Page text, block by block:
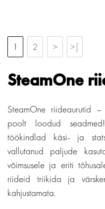
1 2 > >|
SteamOne
SteamOne riideaurutid
poolt loodud
töökindlad käsi- ja
vallutanud paljude
võimsusele ja eriti
riideid triikida ja
kahjustamata.